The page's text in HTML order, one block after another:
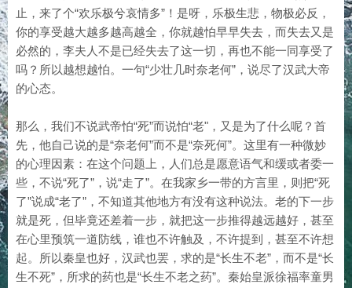
止，来了个“欢乐极兮哀情多”！是呀，乐极生悲，物极必反，
你的享受越大越多越高越全，你就越怕早早失去，而失去又是
必然的，李夫人不是已经失去了这一切，再也不能一同享受了
吗？所以越想越怕。一句“少壮几时奈老何”，说尽了汉武大帝
的心态。
那么，我们不说武帝怕“死”而说怕“老"，又是为了什么呢？首
先，他自己说的是“奈老何”而不是“奈死何”。这里有一种微妙
的心理因素：在这个问题上，人们总是愿意语气和缓或者委一
些，不说“死了”，说“走了”。在我家乡一带的方言里，则把“死
了”说成“老了”，不知道其他地方有没有这种说法。老的下一步
就是死，但毕竟还差着一步，就把这一步推得越远越好，甚至
在心里预筑一道防线，谁也不许触及，不许提到，甚至不许想
起。所以秦皇也好，汉武也罢，求的是“长生不老”，而不是“长
生不死”，所求的药也是“长生不老之药”。秦始皇派徐福率童男